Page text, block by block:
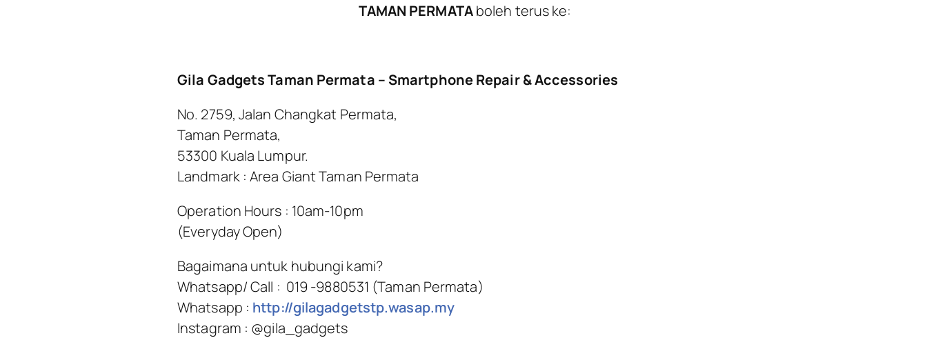
TAMAN PERMATAboleh terus ke:
Gila Gadgets Taman Permata – Smartphone Repair & Accessories
No. 2759, Jalan Changkat Permata,
Taman Permata,
53300 Kuala Lumpur.
Landmark : Area Giant Taman Permata
Operation Hours : 10am-10pm
(Everyday Open)
Bagaimana untuk hubungi kami?
Whatsapp/ Call : 019 -9880531 (Taman Permata)
Whatsapp : http://gilagadgetstp.wasap.my
Instagram : @gila_gadgets